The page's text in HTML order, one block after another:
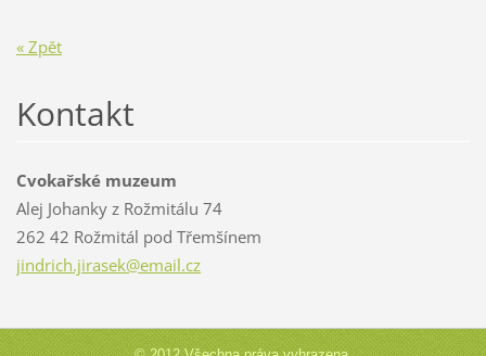
« Zpět
Kontakt
Cvokařské muzeum
Alej Johanky z Rožmitálu 74
262 42 Rožmitál pod Třemšínem
jindrich.jirasek@email.cz